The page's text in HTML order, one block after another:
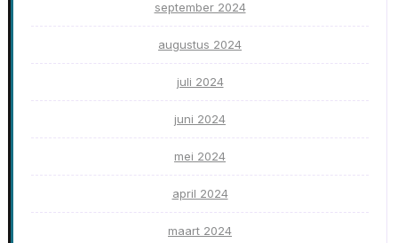
september 2024
augustus 2024
juli 2024
juni 2024
mei 2024
april 2024
maart 2024